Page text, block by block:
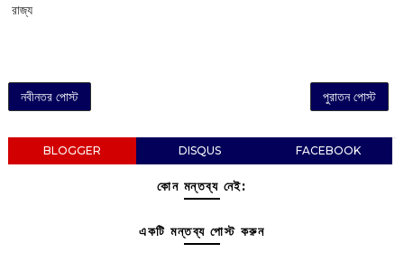
‌ রাজ্য
নবীনতর পোস্ট পুরাতন পোস্ট
BLOGGER DISQUS FACEBOOK
কোন মন্তব্য নেই:
একটি মন্তব্য পোস্ট করুন